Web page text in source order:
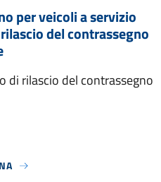
per veicoli a servizio
del contrassegno
di rilascio del contrassegno